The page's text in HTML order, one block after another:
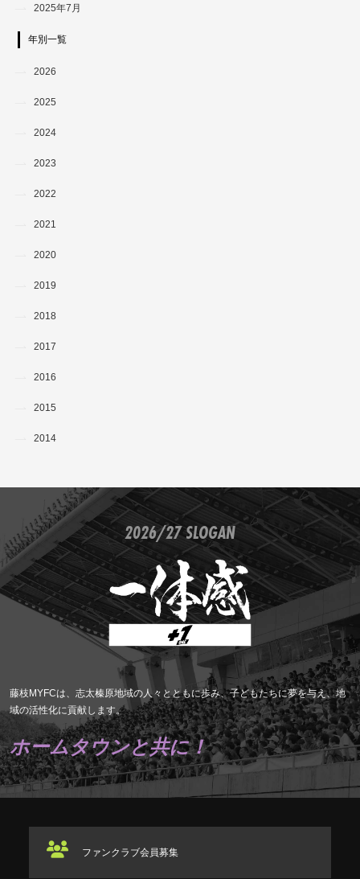
2025年7月
年別一覧
2026
2025
2024
2023
2022
2021
2020
2019
2018
2017
2016
2015
2014
2026/27 SLOGAN
藤枝MYFCは、志太榛原地域の人々とともに歩み、子どもたちに夢を与え、地
域の活性化に貢献します。
ホームタウンと共に！
ファンクラブ会員募集